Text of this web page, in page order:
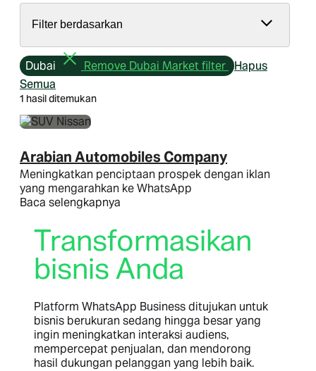
Filter berdasarkan
Dubai Remove Dubai Market filter
Hapus
Semua
1 hasil ditemukan
Arabian Automobiles Company
Meningkatkan penciptaan prospek dengan iklan
yang mengarahkan ke WhatsApp
Baca selengkapnya
Transformasikan
bisnis Anda
Platform WhatsApp Business ditujukan untuk
bisnis berukuran sedang hingga besar yang
ingin meningkatkan interaksi audiens,
mempercepat penjualan, dan mendorong
hasil dukungan pelanggan yang lebih baik.